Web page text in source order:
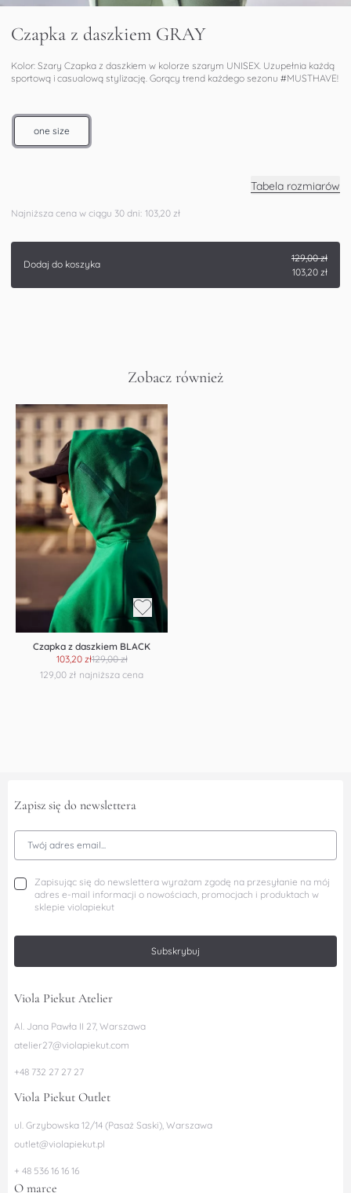
Czapka z daszkiem GRAY
Kolor: Szary Czapka z daszkiem w kolorze szarym UNISEX. Uzupełnia każdą
sportową i casualową stylizację. Gorący trend każdego sezonu #MUSTHAVE!
one size
Tabela rozmiarów
Najniższa cena w ciągu 30 dni: 103,20 zł
Dodaj do koszyka
129,00 zł
103,20 zł
Zobacz również
Czapka z daszkiem BLACK
103,20 zł129,00 zł
najniższa cena
129,00 zł
Zapisz się do newslettera
Adres Email
Zapisując się do newslettera wyrażam zgodę na przesyłanie na mój
adres e-mail informacji o nowościach, promocjach i produktach w
sklepie violapiekut
Subskrybuj
Viola Piekut Atelier
Al. Jana Pawła II 27, Warszawa
atelier27@violapiekut.com
+48 732 27 27 27
Viola Piekut Outlet
ul. Grzybowska 12/14 (Pasaż Saski), Warszawa
outlet@violapiekut.pl
+ 48 536 16 16 16
O marce